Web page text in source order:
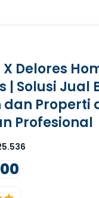
Delores
| Solusi Jual
dan Properti
Profesional